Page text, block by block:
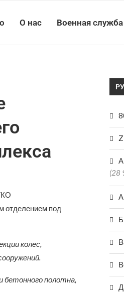
О нас Военная
отделением под
колес,
бетонного полотна,
(28